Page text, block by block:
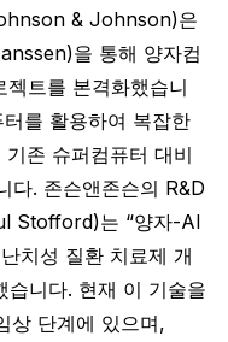
& Johnson)은
을 통해 양자컴
트를 본격화했습니
를 활용하여 복잡한
존 슈퍼컴퓨터 대비
다. 존슨앤존슨의 R&D
Stofford)는 “양자-AI
치성 질환 치료제 개
습니다. 현재 이 기술을
상 단계에 있으며,